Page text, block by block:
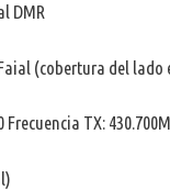
DMR
(cobertura del
Frecuencia TX: